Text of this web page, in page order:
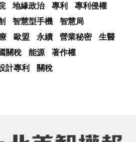
地緣政治 專利
專利侵權
智慧型手機
智慧局
歐盟 永續 營業秘密
生醫
關稅 能源
著作權
計專利 關稅